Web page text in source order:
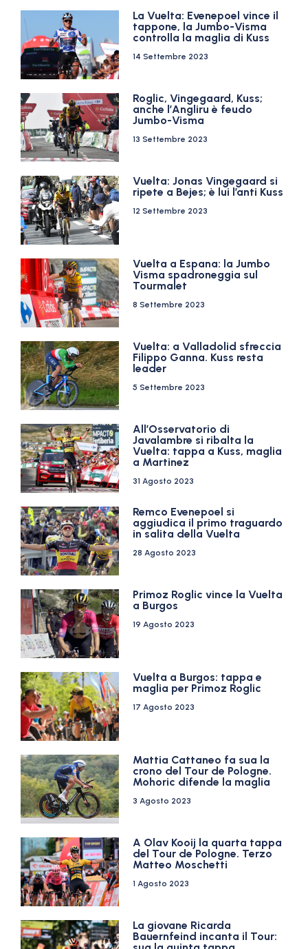
La Vuelta: Evenepoel vince il
tappone, la Jumbo-Visma
controlla la maglia di Kuss
14 Settembre 2023
Roglic, Vingegaard, Kuss;
anche l’Angliru è feudo
Jumbo-Visma
13 Settembre 2023
Vuelta: Jonas Vingegaard si
ripete a Bejes; è lui l’anti Kuss
12 Settembre 2023
Vuelta a Espana: la Jumbo
Visma spadroneggia sul
Tourmalet
8 Settembre 2023
Vuelta: a Valladolid sfreccia
Filippo Ganna. Kuss resta
leader
5 Settembre 2023
All’Osservatorio di
Javalambre si ribalta la
Vuelta: tappa a Kuss, maglia
a Martinez
31 Agosto 2023
Remco Evenepoel si
aggiudica il primo traguardo
in salita della Vuelta
28 Agosto 2023
Primoz Roglic vince la Vuelta
a Burgos
19 Agosto 2023
Vuelta a Burgos: tappa e
maglia per Primoz Roglic
17 Agosto 2023
Mattia Cattaneo fa sua la
crono del Tour de Pologne.
Mohoric difende la maglia
3 Agosto 2023
A Olav Kooij la quarta tappa
del Tour de Pologne. Terzo
Matteo Moschetti
1 Agosto 2023
La giovane Ricarda
Bauernfeind incanta il Tour: